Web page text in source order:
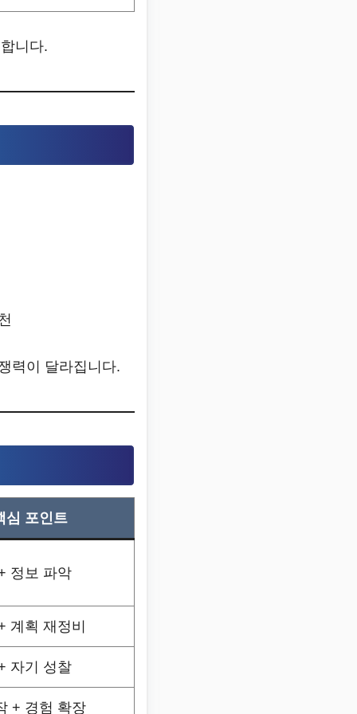
니다.
력이 달라집니다.
심 포인트
정보 파악
계획 재정비
자기 성찰
+ 경험 확장